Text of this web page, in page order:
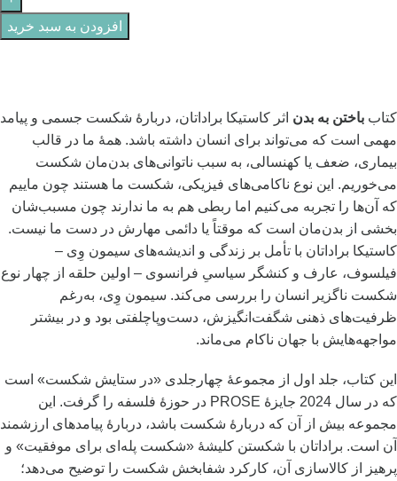
افزودن به سبد خرید
کتاب باختن به بدن اثر کاستیکا براداتان، دربارۀ‌ شکست‌ جسمی و پیامد
مهمی است که می‌تواند برای انسان داشته باشد. همۀ ما در قالب
بیماری، ضعف یا کهنسالی، به سبب ناتوانی‌های بدن‌مان شکست
می‌خوریم. این نوع ناکامی‌ها‌ی فیزیکی، شکست ما هستند چون ماییم
که آن‌ها را تجربه می‌کنیم اما ربطی هم به ما ندارند چون مسبب‌شان
بخشی از بدن‌مان است که موقتاً یا دائمی مهارش در دست ‌ما نیست.
کاستیکا براداتان با تأمل بر زندگی و اندیشه‌های سیمون وِی –
فیلسوف، عارف و کنشگر سیاسیِ فرانسوی – اولین حلقه از چهار نوع
شکست ناگزیر انسان را بررسی می‌کند. سیمون وِی، به‌رغم
ظرفیت‌های ذهنی شگفت‌انگیزش، دست‌وپاچلفتی بود و در بیشتر
مواجهه‌هایش با جهان ناکام می‌ماند.
این کتاب، جلد اول از مجموعۀ‌ چهارجلدی «در ستایش شکست‌» است
که در سال 2024 جایزۀ PROSE در حوزۀ‌ فلسفه را گرفت. این
مجموعه بیش از آن‌ که دربارۀ‌ شکست‌ باشد، دربارۀ‌ پیامدهای ارزشمند
آن است. براداتان با شکستن کلیشۀ «شکست پله‌ای برای موفقیت» و
پرهیز از کالاسازی آن، کارکرد شفابخش شکست‌ را توضیح می‌دهد؛